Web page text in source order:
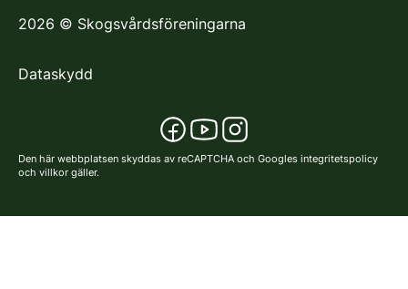
2026 © Skogsvårdsföreningarna
Dataskydd
Den här webbplatsen skyddas av reCAPTCHA och Googles integritetspolicy
och villkor gäller.